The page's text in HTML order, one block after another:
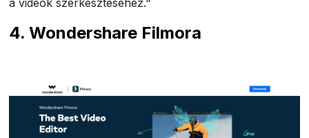
a videók szerkesztéséhez."
4. Wondershare Filmora